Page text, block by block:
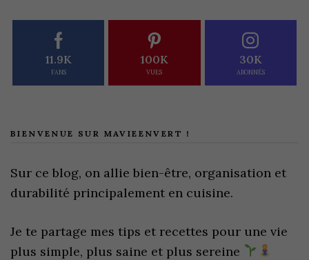
11.9K
FANS
100K
VUES
30K
ABONNÉS
BIENVENUE SUR MAVIEENVERT !
Sur ce blog, on allie bien-être, organisation et
durabilité principalement en cuisine.
Je te partage mes tips et recettes pour une vie
plus simple, plus saine et plus sereine